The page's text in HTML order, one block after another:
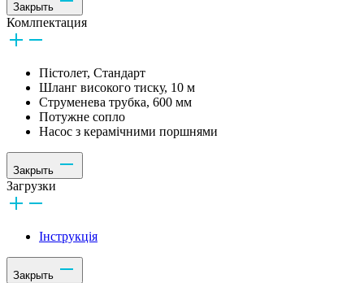
Закрыть
Комлпектация
Пістолет, Стандарт
Шланг високого тиску, 10 м
Струменева трубка, 600 мм
Потужне сопло
Насос з керамічними поршнями
Закрыть
Загрузки
Інструкція
Закрыть